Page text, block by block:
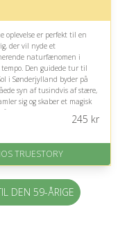
oplevelse er perfekt til en
der vil nyde et
naturfænomen i
Den guidede tur til
i Sønderjylland byder på
syn af tusindvis af stære,
sig og skaber et magisk
på himlen.
digitalt gavekort med det
Trustpilot rating
ud af 5
245 kr
TRUESTORY
DEN 59-ÅRIGE